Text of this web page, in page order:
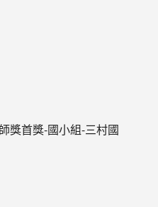
獎首獎-國小組-三村國